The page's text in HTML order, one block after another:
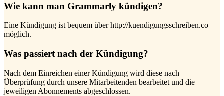
Wie kann man Grammarly kündigen?
Eine Kündigung ist bequem über http://kuendigungsschreiben.co
möglich.
Was passiert nach der Kündigung?
Nach dem Einreichen einer Kündigung wird diese nach
Überprüfung durch unsere Mitarbeitenden bearbeitet und die
jeweiligen Abonnements abgeschlossen.